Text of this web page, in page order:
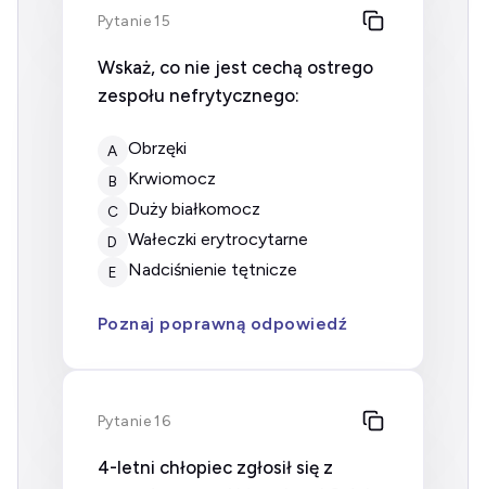
Pytanie 15
Wskaż, co nie jest cechą ostrego
zespołu nefrytycznego:
A Obrzęki
B Krwiomocz
C Duży białkomocz
D Wałeczki erytrocytarne
E Nadciśnienie tętnicze
Poznaj poprawną odpowiedź
Pytanie 16
4-letni chłopiec zgłosił się z